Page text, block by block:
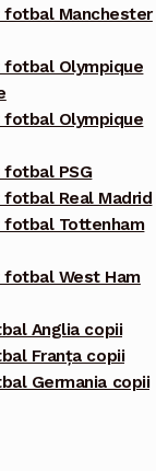
fotbal Manchester
fotbal Olympique
fotbal Olympique
fotbal PSG
fotbal Real Madrid
fotbal Tottenham
fotbal West Ham
Anglia copii
Franța copii
Germania copii